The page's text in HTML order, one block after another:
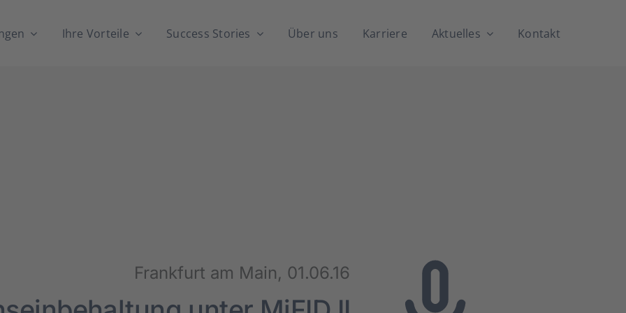
Ihre Vor­tei­le Suc­cess Sto­ries Über uns Kar­rie­re Aktu­el­les Kon­takt
Frank­furt am Main, 01.06.16